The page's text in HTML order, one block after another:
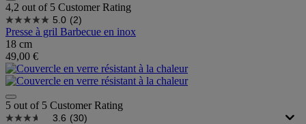
4,2 out of 5 Customer Rating
5.0 (2)
Presse à gril Barbecue en inox
18 cm
49,00 €
5 out of 5 Customer Rating
3.6 (30)